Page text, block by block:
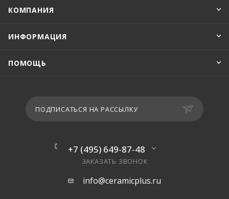
КОМПАНИЯ
ИНФОРМАЦИЯ
ПОМОЩЬ
ПОДПИСАТЬСЯ НА РАССЫЛКУ
+7 (495) 649-87-48
ЗАКАЗАТЬ ЗВОНОК
info@ceramicplus.ru